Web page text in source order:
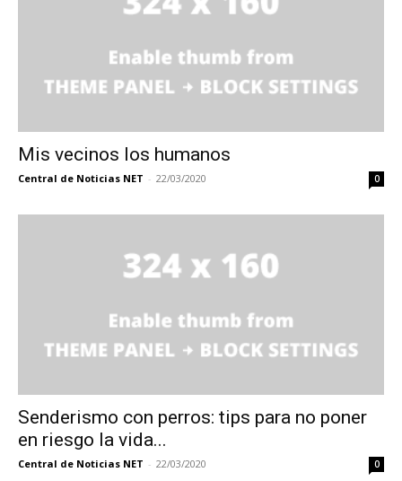
Mis vecinos los humanos
Central de Noticias NET - 22/03/2020 0
Senderismo con perros: tips para no poner
en riesgo la vida...
Central de Noticias NET - 22/03/2020 0